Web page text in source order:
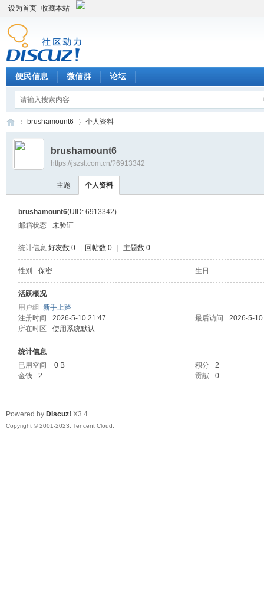
设为首页 收藏本站
便民信息 微信群 论坛
›
brushamount6 个人资料
brushamount6
https://jszst.com.cn/?6913342
主题 个人资料
brushamount6(UID: 6913342)
邮箱状态
未验证
统计信息 好友数 0 回帖数 0 主题数 0
性别 保密 生日 -
活跃概况
用户组 新手上路
注册时间
2026-5-10 21:47 最后访问
2026-5-
所在时区
使用系统默认
统计信息
已用空间
0 B 积分
2
金钱
2 贡献 0
Powered by Discuz! X3.4
Copyright © 2001-2023, Tencent Cloud.